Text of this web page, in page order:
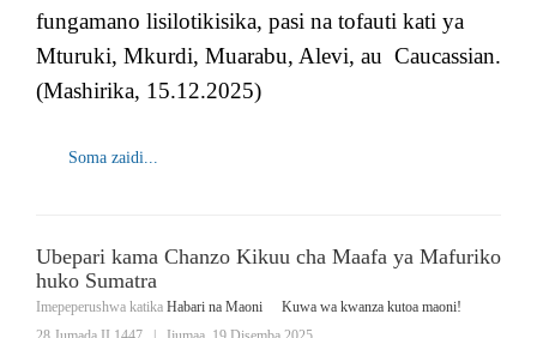
fungamano lisilotikisika, pasi na tofauti kati ya
Mturuki, Mkurdi, Muarabu, Alevi, au Caucassian.
(Mashirika, 15.12.2025)
Soma zaidi...
Ubepari kama Chanzo Kikuu cha Maafa ya Mafuriko
huko Sumatra
Imepeperushwa katika Habari na Maoni
Kuwa wa kwanza kutoa maoni!